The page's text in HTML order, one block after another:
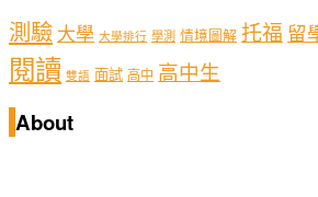
測驗 大學 大學排行 學測 情境圖解 托福 留
閱讀 雙語 面試 高中 高中生
About